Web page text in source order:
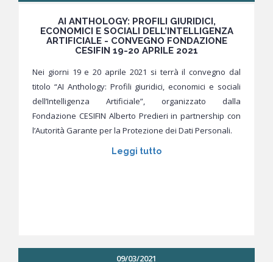
AI ANTHOLOGY: PROFILI GIURIDICI,
ECONOMICI E SOCIALI DELL’INTELLIGENZA
ARTIFICIALE - CONVEGNO FONDAZIONE
CESIFIN 19-20 APRILE 2021
Nei giorni 19 e 20 aprile 2021 si terrà il convegno dal
titolo “AI Anthology: Profili giuridici, economici e sociali
dell’Intelligenza Artificiale”, organizzato dalla
Fondazione CESIFIN Alberto Predieri in partnership con
l’Autorità Garante per la Protezione dei Dati Personali.
Leggi tutto
09/03/2021